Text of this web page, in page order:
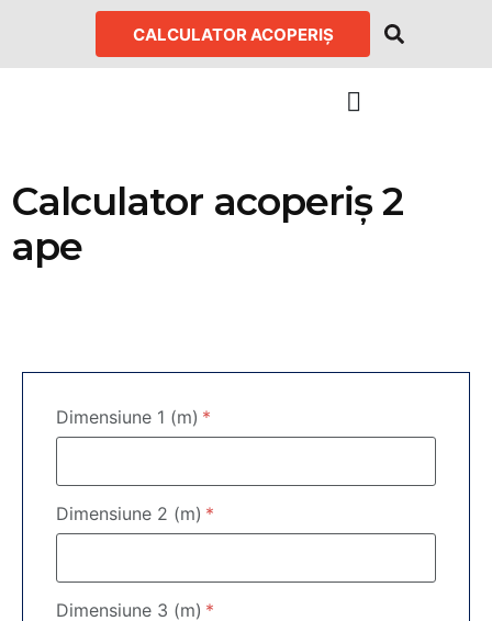
CALCULATOR ACOPERIȘ
Calculator acoperiș 2
ape
Dimensiune 1 (m)
Dimensiune 2 (m)
Dimensiune 3 (m)